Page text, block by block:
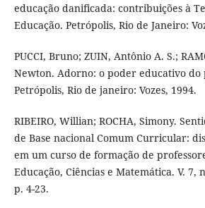
educação danificada: contribuições à
Educação. Petrópolis, Rio de Janeiro:
PUCCI, Bruno; ZUIN, Antônio A. S.;
Newton. Adorno: o poder educativo do
Petrópolis, Rio de janeiro: Vozes, 1994.
RIBEIRO, Willian; ROCHA, Simony.
de Base nacional Comum Curricular:
em um curso de formação de
Educação, Ciências e Matemática. V. 7,
p. 4-23.